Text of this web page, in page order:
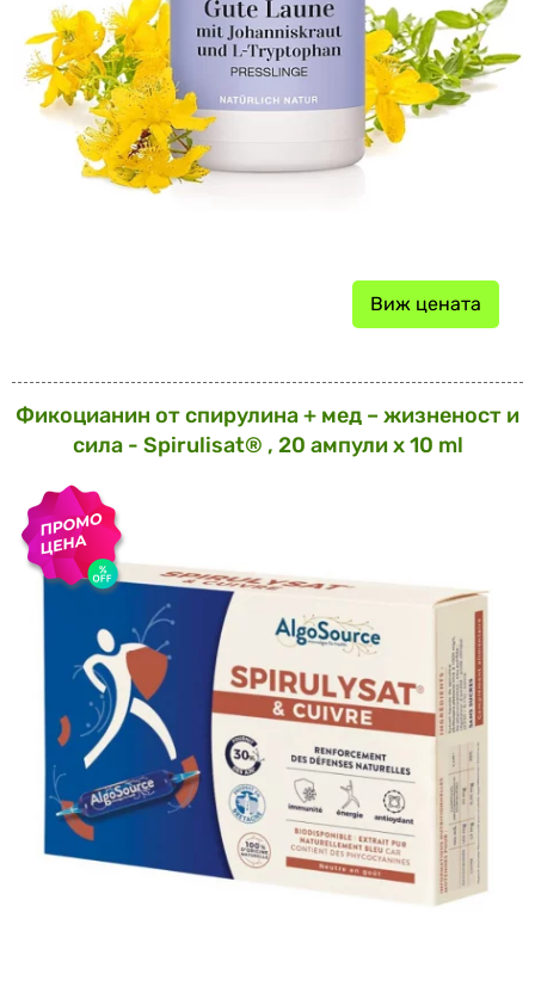
Виж цената
Фикоцианин от спирулина + мед – жизненост и
сила - Spirulisat® , 20 ампули x 10 ml